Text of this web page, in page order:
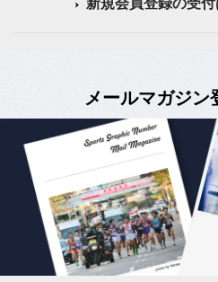
新規会員登録の受
メールマガジン